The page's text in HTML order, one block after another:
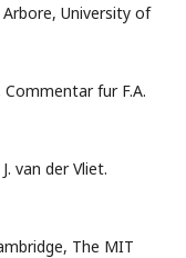
Arbore, University of
fur F.A.
van der Vliet.
The MIT